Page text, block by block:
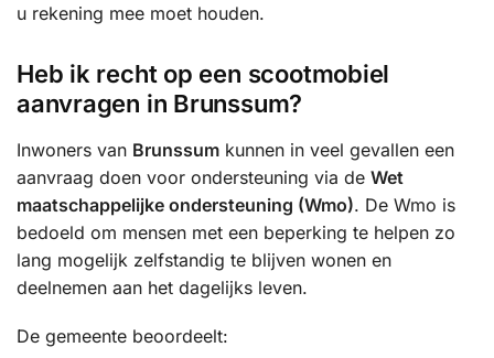
u rekening mee moet houden.
Heb ik recht op een scootmobiel
aanvragen in Brunssum?
Inwoners van Brunssum kunnen in veel gevallen een
aanvraag doen voor ondersteuning via de Wet
maatschappelijke ondersteuning (Wmo). De Wmo is
bedoeld om mensen met een beperking te helpen zo
lang mogelijk zelfstandig te blijven wonen en
deelnemen aan het dagelijks leven.
De gemeente beoordeelt: